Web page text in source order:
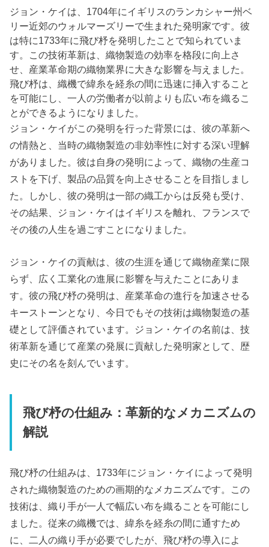
ジョン・ケイは、1704年にイギリスのランカシャー州ベ
リー近郊のウォルマーズリーで生まれた発明家です。彼
は特に1733年に飛び杼を発明したことで知られていま
す。この技術革新は、織物製造の効率を格段に向上さ
せ、産業革命期の織物業界に大きな影響を与えました。
飛び杼は、織機で緯糸を経糸の間に迅速に挿入すること
を可能にし、一人の労働者が以前よりも広い布を織るこ
とができるようになりました。
ジョン・ケイがこの発明を行った背景には、彼の革新へ
の情熱と、当時の織物製造の非効率性に対する深い理解
がありました。彼は自身の発明によって、織物の生産コ
ストを下げ、製品の品質を向上させることを目指しまし
た。しかし、彼の発明は一部の織工からは反発も受け、
その結果、ジョン・ケイはイギリスを離れ、フランスで
その後の人生を過ごすことになりました。
ジョン・ケイの貢献は、彼の生涯を通じて織物産業に限
らず、広く工業化の進展に影響を与えたことにありま
す。彼の飛び杼の発明は、産業革命の進行を加速させる
キーストーンとなり、今日でもその技術は織物製造の基
礎として評価されています。ジョン・ケイの名前は、技
術革新を通じて産業の発展に貢献した発明家として、歴
史にその名を刻んでいます。
飛び杼の仕組み：革新的なメカニズムの
解説
飛び杼の仕組みは、1733年にジョン・ケイによって発明
された織物製造のための画期的なメカニズムです。この
技術は、織り手が一人で幅広い布を織ることを可能にし
ました。従来の織機では、緯糸を経糸の間に通すため
に、二人の織り手が必要でしたが、飛び杼の導入によ